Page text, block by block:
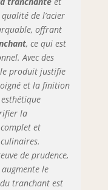
à
noyau
en
VG-10,
dureté
de 60 ± 2
et
à
Également
à des
de
de l’acier
offrant
, ce qui est
Avec des
produit justifie
et la finition
la
et
de prudence,
le
tranchant est